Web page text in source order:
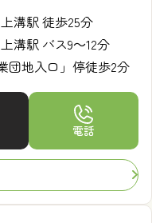
溝駅 徒歩25分
溝駅 バス9～12分
団地入口」停徒歩2分
電話